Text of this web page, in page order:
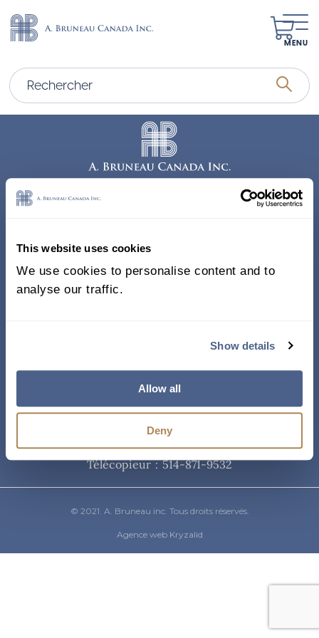
This website uses cookies
We use cookies to personalise content and to
analyse our traffic.
Show details
Allow all
Deny
MENU
338, Rue Saint-Antoine E.
Bureau 011, Montréal QC
H2Y 1A3 Canada
Téléphone
514-871-9821/ 1-800-361-8487
Télécopieur : 514-871-9532
© 2021. A. Bruneau inc. Tous droits réservés.
Agence web Kryzalid